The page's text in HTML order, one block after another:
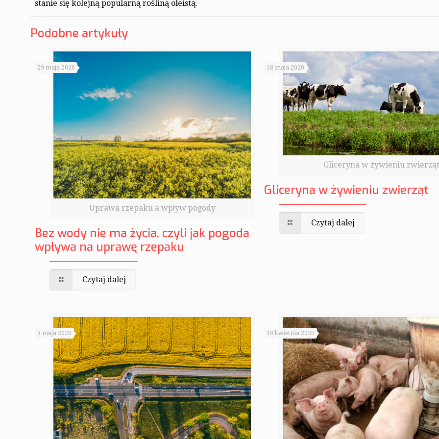
stanie się kolejną popularną rośliną oleistą.
Podobne artykuły
Uprawa rzepaku a wpływ pogody
29 maja 2020
Bez wody nie ma życia, czyli jak pogoda
wpływa na uprawę rzepaku
Czytaj dalej
Gliceryna w żywieniu zwierząt
18 maja 2020
Gliceryna w żywieniu zwierząt
Czytaj dalej
3 maja 2020 18 kwietnia 2020